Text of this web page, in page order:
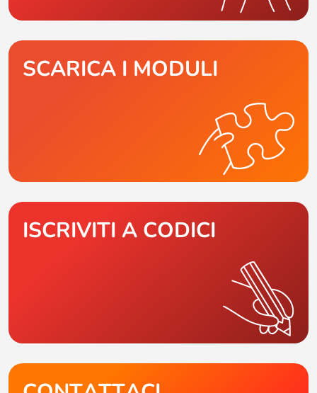
SCARICA I MODULI
ISCRIVITI A CODICI